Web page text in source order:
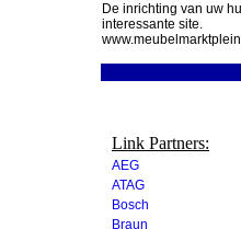
De inrichting van uw
interessante site.
Link Partners:
AEG
ATAG
Bosch
Braun